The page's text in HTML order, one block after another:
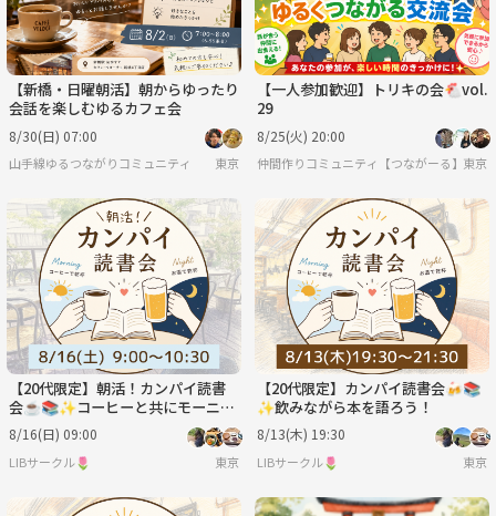
【新橋・日曜朝活】朝からゆったり
会話を楽しむゆるカフェ会
8/30(日) 07:00
山手線ゆるつながりコミュニティ 東京
【一人参加歓迎】トリキの会🐔vol.
29
8/25(火) 20:00
仲間作りコミュニティ【つながーる】だ
東京
【20代限定】朝活！カンパイ読書
会☕️📚✨コーヒーと共にモーニン
グを食べながら本を語ろう！
8/16(日) 09:00
LIBサークル🌷 東京
【20代限定】カンパイ読書会🍻📚
✨飲みながら本を語ろう！
8/13(木) 19:30
LIBサークル🌷 東京